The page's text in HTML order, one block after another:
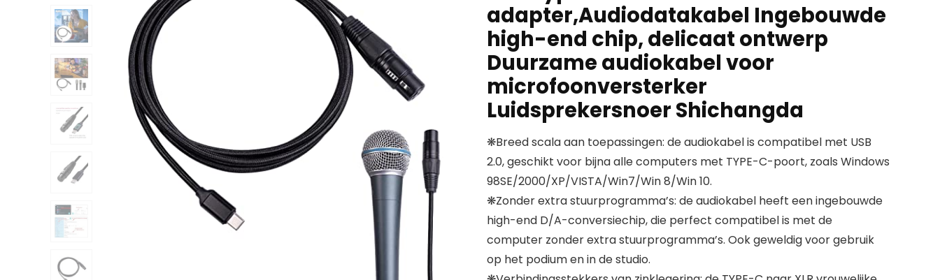
adapter,Audiodatakabel Ingebouwde
high-end chip, delicaat ontwerp
Duurzame audiokabel voor
microfoonversterker
Luidsprekersnoer Shichangda
❋Breed scala aan toepassingen: de audiokabel is compatibel met USB
2.0, geschikt voor bijna alle computers met TYPE-C-poort, zoals Windows
98SE/2000/XP/VISTA/Win7/Win 8/Win 10.
❋Zonder extra stuurprogramma’s: de audiokabel heeft een ingebouwde
high-end D/A-conversiechip, die perfect compatibel is met de
computer zonder extra stuurprogramma’s. Ook geweldig voor gebruik
op het podium en in de studio.